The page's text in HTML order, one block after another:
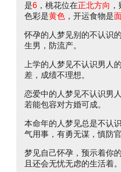
是6 ，桃花位在正北方向
色彩是黄色 ，开运食物是
怀孕的人梦见别的不认识
生男，防流产。
上学的人梦见不认识男人
差，成绩不理想。
恋爱中的人梦见不认识男
若能包容对方婚可成。
本命年的人梦见总是不认
气用事，有勇无谋，慎防官
梦见自己怀孕，预示着你
且还会无忧无虑的生活着。